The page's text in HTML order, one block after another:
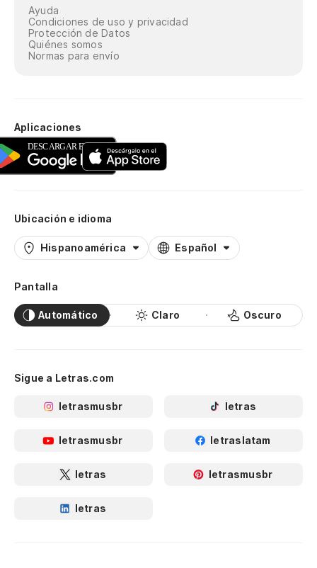
Ayuda
Condiciones de uso y privacidad
Protección de Datos
Quiénes somos
Normas para envío
Aplicaciones
Ubicación e idioma
Hispanoamérica Español
Pantalla
Automático Claro Oscuro
Sigue a Letras.com
letrasmusbr letras
letrasmusbr letraslatam
letras letrasmusbr
letras